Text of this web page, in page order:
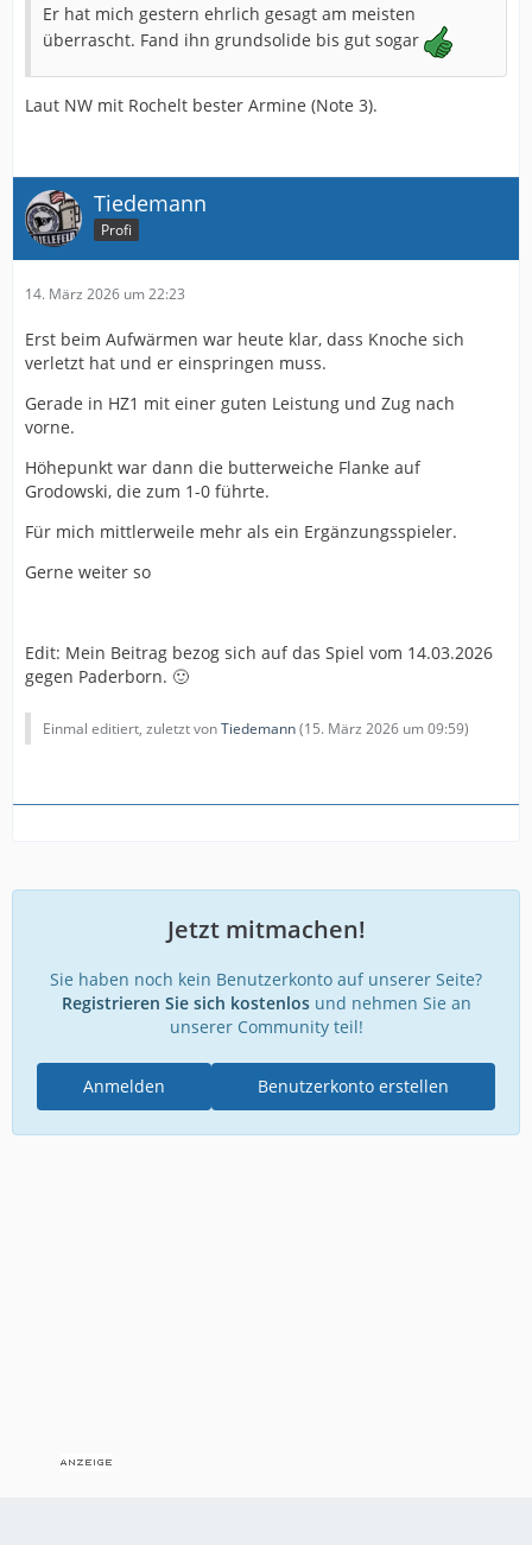
Er hat mich gestern ehrlich gesagt am meisten
überrascht. Fand ihn grundsolide bis gut sogar
Laut NW mit Rochelt bester Armine (Note 3).
Tiedemann
Profi
14. März 2026 um 22:23
Erst beim Aufwärmen war heute klar, dass Knoche sich
verletzt hat und er einspringen muss.
Gerade in HZ1 mit einer guten Leistung und Zug nach
vorne.
Höhepunkt war dann die butterweiche Flanke auf
Grodowski, die zum 1-0 führte.
Für mich mittlerweile mehr als ein Ergänzungsspieler.
Gerne weiter so
Edit: Mein Beitrag bezog sich auf das Spiel vom 14.03.2026
gegen Paderborn. 🙂
Einmal editiert, zuletzt vonTiedemann(15. März 2026 um 09:59)
Jetzt mitmachen!
Sie haben noch kein Benutzerkonto auf unserer Seite?
Registrieren Sie sich kostenlosund nehmen Sie an
unserer Community teil!
Benutzerkonto erstellen
Anmelden